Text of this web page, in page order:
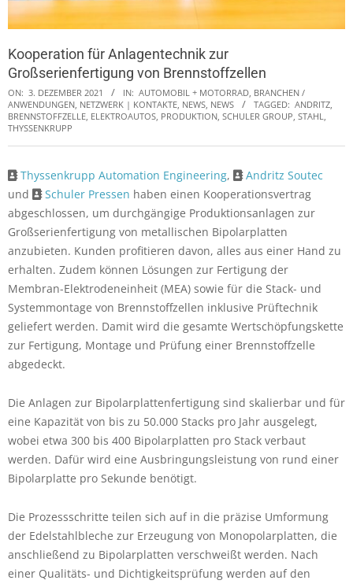
Kooperation für Anlagentechnik zur
Großserienfertigung von Brennstoffzellen
ON: 3. DEZEMBER 2021 IN: AUTOMOBIL + MOTORRAD, BRANCHEN /
ANWENDUNGEN, NETZWERK | KONTAKTE, NEWS, NEWS TAGGED: ANDRITZ,
BRENNSTOFFZELLE, ELEKTROAUTOS, PRODUKTION, SCHULER GROUP, STAHL,
THYSSENKRUPP
Thyssenkrupp Automation Engineering,
Andritz Soutec
und
Schuler Pressen haben einen Kooperationsvertrag
abgeschlossen, um durchgängige Produktionsanlagen zur
Großserienfertigung von metallischen Bipolarplatten
anzubieten. Kunden profitieren davon, alles aus einer Hand zu
erhalten. Zudem können Lösungen zur Fertigung der
Membran-Elektrodeneinheit (MEA) sowie für die Stack- und
Systemmontage von Brennstoffzellen inklusive Prüftechnik
geliefert werden. Damit wird die gesamte Wertschöpfungskette
zur Fertigung, Montage und Prüfung einer Brennstoffzelle
abgedeckt.
Die Anlagen zur Bipolarplattenfertigung sind skalierbar und für
eine Kapazität von bis zu 50.000 Stacks pro Jahr ausgelegt,
wobei etwa 300 bis 400 Bipolarplatten pro Stack verbaut
werden. Dafür wird eine Ausbringungsleistung von rund einer
Bipolarplatte pro Sekunde benötigt.
Die Prozessschritte teilen sich auf in die präzise Umformung
der Edelstahlbleche zur Erzeugung von Monopolarplatten, die
anschließend zu Bipolarplatten verschweißt werden. Nach
einer Qualitäts- und Dichtigkeitsprüfung werden auf den